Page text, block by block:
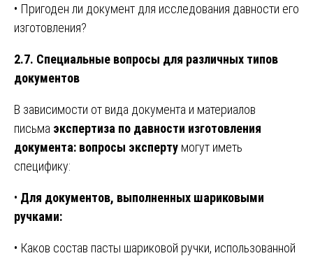
• Пригоден ли документ для исследования давности его
изготовления?
2.7. Специальные вопросы для различных типов
документов
В зависимости от вида документа и материалов
письма экспертиза по давности изготовления
документа: вопросы эксперту могут иметь
специфику:
• Для документов, выполненных шариковыми
ручками:
• Каков состав пасты шариковой ручки, использованной